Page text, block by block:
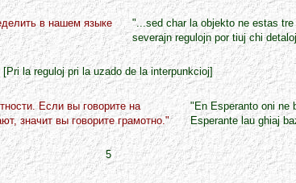
в нашем языке
"...sed char la objekto ne estas
severajn regulojn por tiuj chi
[Pri la reguloj pri la uzado de la interpunkcioj]
Если вы говорите на
значит вы говорите грамотно."
"En Esperanto oni ne
Esperante lau ghiaj
5